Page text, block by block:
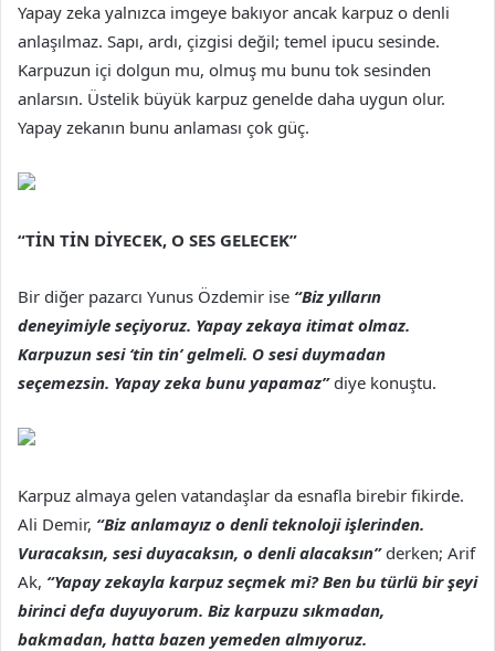
Yapay zeka yalnızca imgeye bakıyor ancak karpuz o denli
anlaşılmaz. Sapı, ardı, çizgisi değil; temel ipucu sesinde.
Karpuzun içi dolgun mu, olmuş mu bunu tok sesinden
anlarsın. Üstelik büyük karpuz genelde daha uygun olur.
Yapay zekanın bunu anlaması çok güç.
“TİN TİN DİYECEK, O SES GELECEK”
Bir diğer pazarcı Yunus Özdemir ise “Biz yılların
deneyimiyle seçiyoruz. Yapay zekaya itimat olmaz.
Karpuzun sesi ‘tin tin’ gelmeli. O sesi duymadan
seçemezsin. Yapay zeka bunu yapamaz”diye konuştu.
Karpuz almaya gelen vatandaşlar da esnafla birebir fikirde.
Ali Demir, “Biz anlamayız o denli teknoloji işlerinden.
Vuracaksın, sesi duyacaksın, o denli alacaksın”derken; Arif
Ak, “Yapay zekayla karpuz seçmek mi? Ben bu türlü bir şeyi
birinci defa duyuyorum. Biz karpuzu sıkmadan,
bakmadan, hatta bazen yemeden almıyoruz.